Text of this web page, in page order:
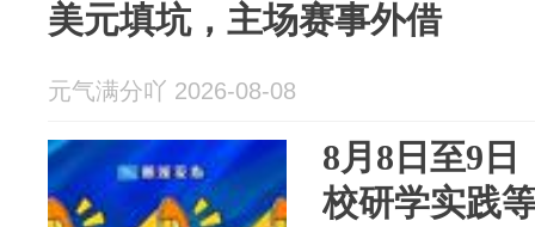
美元填坑，主场赛事外借
元气满分吖 2026-08-08
8月8日至9
校研学实践